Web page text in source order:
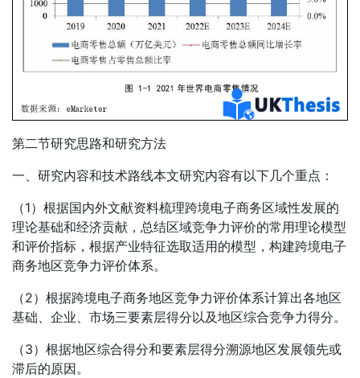
第二节研究思路和研究方法
一、研究内容和技术路线本文研究内容有以下几个重点：
（1）根据国内外文献资料梳理跨境电子商务区域性发展的
理论基础和经济贡献，总结区域竞争力评价的常用理论模型
和评价指标，根据产业特征选取适用的模型，构建跨境电子
商务地区竞争力评价体系。
（2）根据跨境电子商务地区竞争力评价体系计算出各地区
基础、企业、市场三要素层得分以及地区综合竞争力得分。
（3）根据地区综合得分和要素层得分溯源地区发展领先或
滞后的原因。